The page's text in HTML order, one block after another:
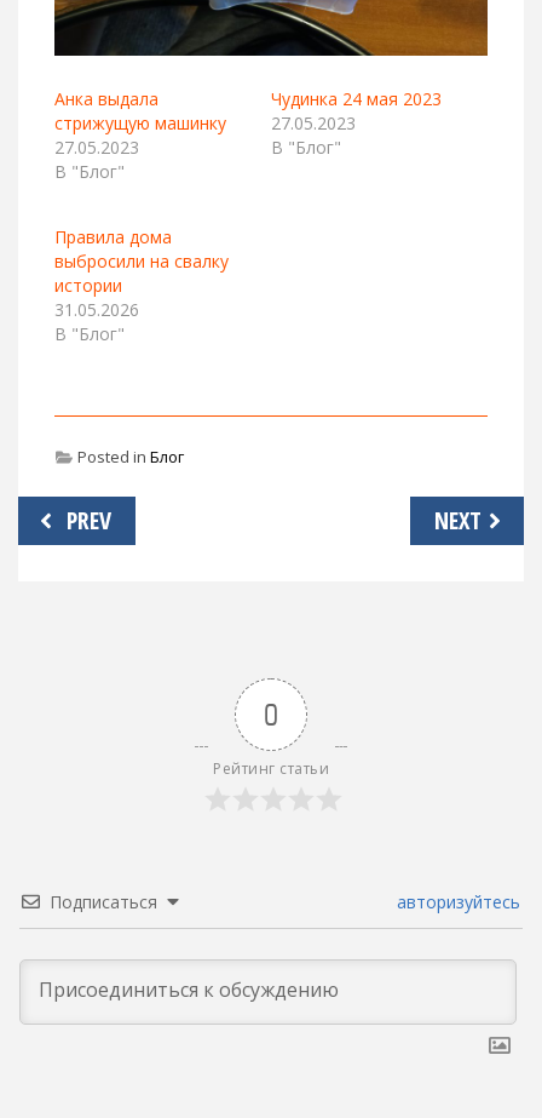
Анка выдала
стрижущую машинку
27.05.2023
В "Блог"
Чудинка 24 мая 2023
27.05.2023
В "Блог"
Правила дома
выбросили на свалку
истории
31.05.2026
В "Блог"
Posted in Блог
Навигация
по
PREV NEXT
0
Рейтинг статьи
Подписаться авторизуйтесь